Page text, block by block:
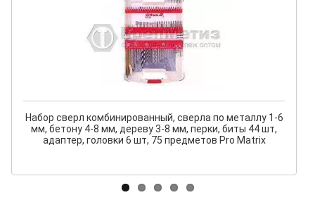
Набор сверл комбинированный, сверла по металлу 1-6
мм, бетону 4-8 мм, дереву 3-8 мм, перки, биты 44 шт,
адаптер, головки 6 шт, 75 предметов Pro Matrix